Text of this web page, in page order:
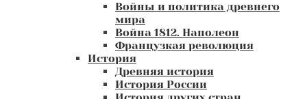
Войны и политика древнего
мира
Война 1812. Наполеон
Французкая революция
История
Древняя история
История России